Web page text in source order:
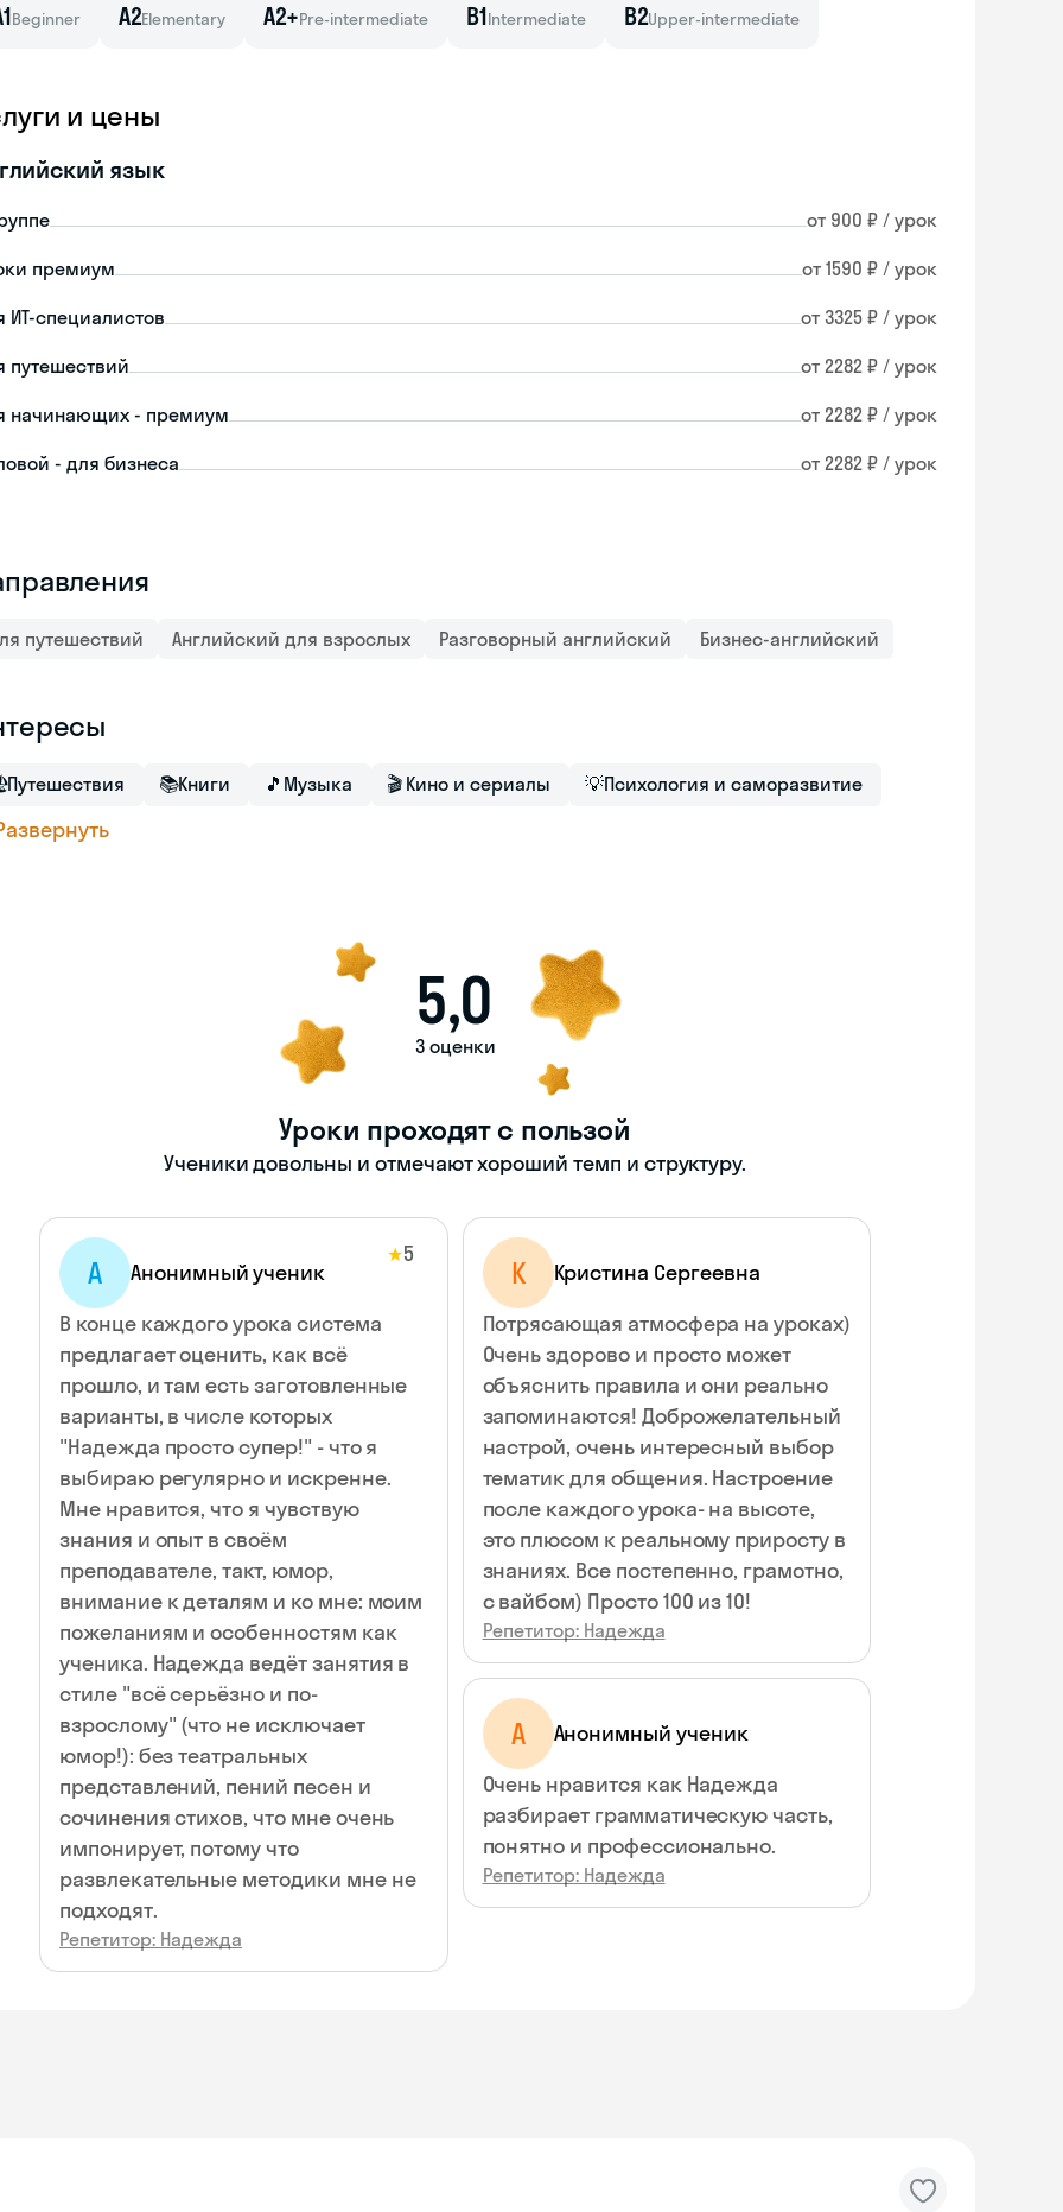
Beginner A2Elementary A2+Pre-intermediate B1Intermediate B2Upper-intermediate
и цены
язык
от 900 ₽ / урок
премиум от 1590 ₽ / урок
ИТ-специалистов от 3325 ₽ / урок
путешествий от 2282 ₽ / урок
начинающих - премиум от 2282 ₽ / урок
- для бизнеса от 2282 ₽ / урок
путешествий Английский для взрослых Разговорный английский Бизнес-английский
Путешествия 📚Книги 🎵 Музыка 🎬 Кино и сериалы 💡Психология и саморазвитие
5,0
3 оценки
Уроки проходят с пользой
Ученики довольны и отмечают хороший темп и структуру.
А Анонимный ученик
★5
В конце каждого урока система
предлагает оценить, как всё
прошло, и там есть заготовленные
варианты, в числе которых
"Надежда просто супер!" - что я
выбираю регулярно и искренне.
Мне нравится, что я чувствую
знания и опыт в своём
преподавателе, такт, юмор,
внимание к деталям и ко мне: моим
пожеланиям и особенностям как
ученика. Надежда ведёт занятия в
стиле "всё серьёзно и по-
взрослому" (что не исключает
юмор!): без театральных
представлений, пений песен и
сочинения стихов, что мне очень
импонирует, потому что
развлекательные методики мне не
подходят.
Репетитор: Надежда
К
Кристина Сергеевна
Потрясающая атмосфера на уроках)
Очень здорово и просто может
объяснить правила и они реально
запоминаются! Доброжелательный
настрой, очень интересный выбор
тематик для общения. Настроение
после каждого урока- на высоте,
это плюсом к реальному приросту в
знаниях. Все постепенно, грамотно,
с вайбом) Просто 100 из 10!
Репетитор: Надежда
А
Анонимный ученик
Очень нравится как Надежда
разбирает грамматическую часть,
понятно и профессионально.
Репетитор: Надежда